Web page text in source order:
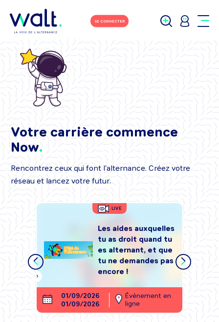
SE CONNECTER
Votre carrière commence
Now
Rencontrez ceux qui font l’alternance. Créez votre
réseau et lancez votre futur.
LIVE
Les aides auxquelles
tu as droit quand tu
es alternant, et que
tu ne demandes pas
encore !
01/09/2026
01/09/2026
Événement en
ligne